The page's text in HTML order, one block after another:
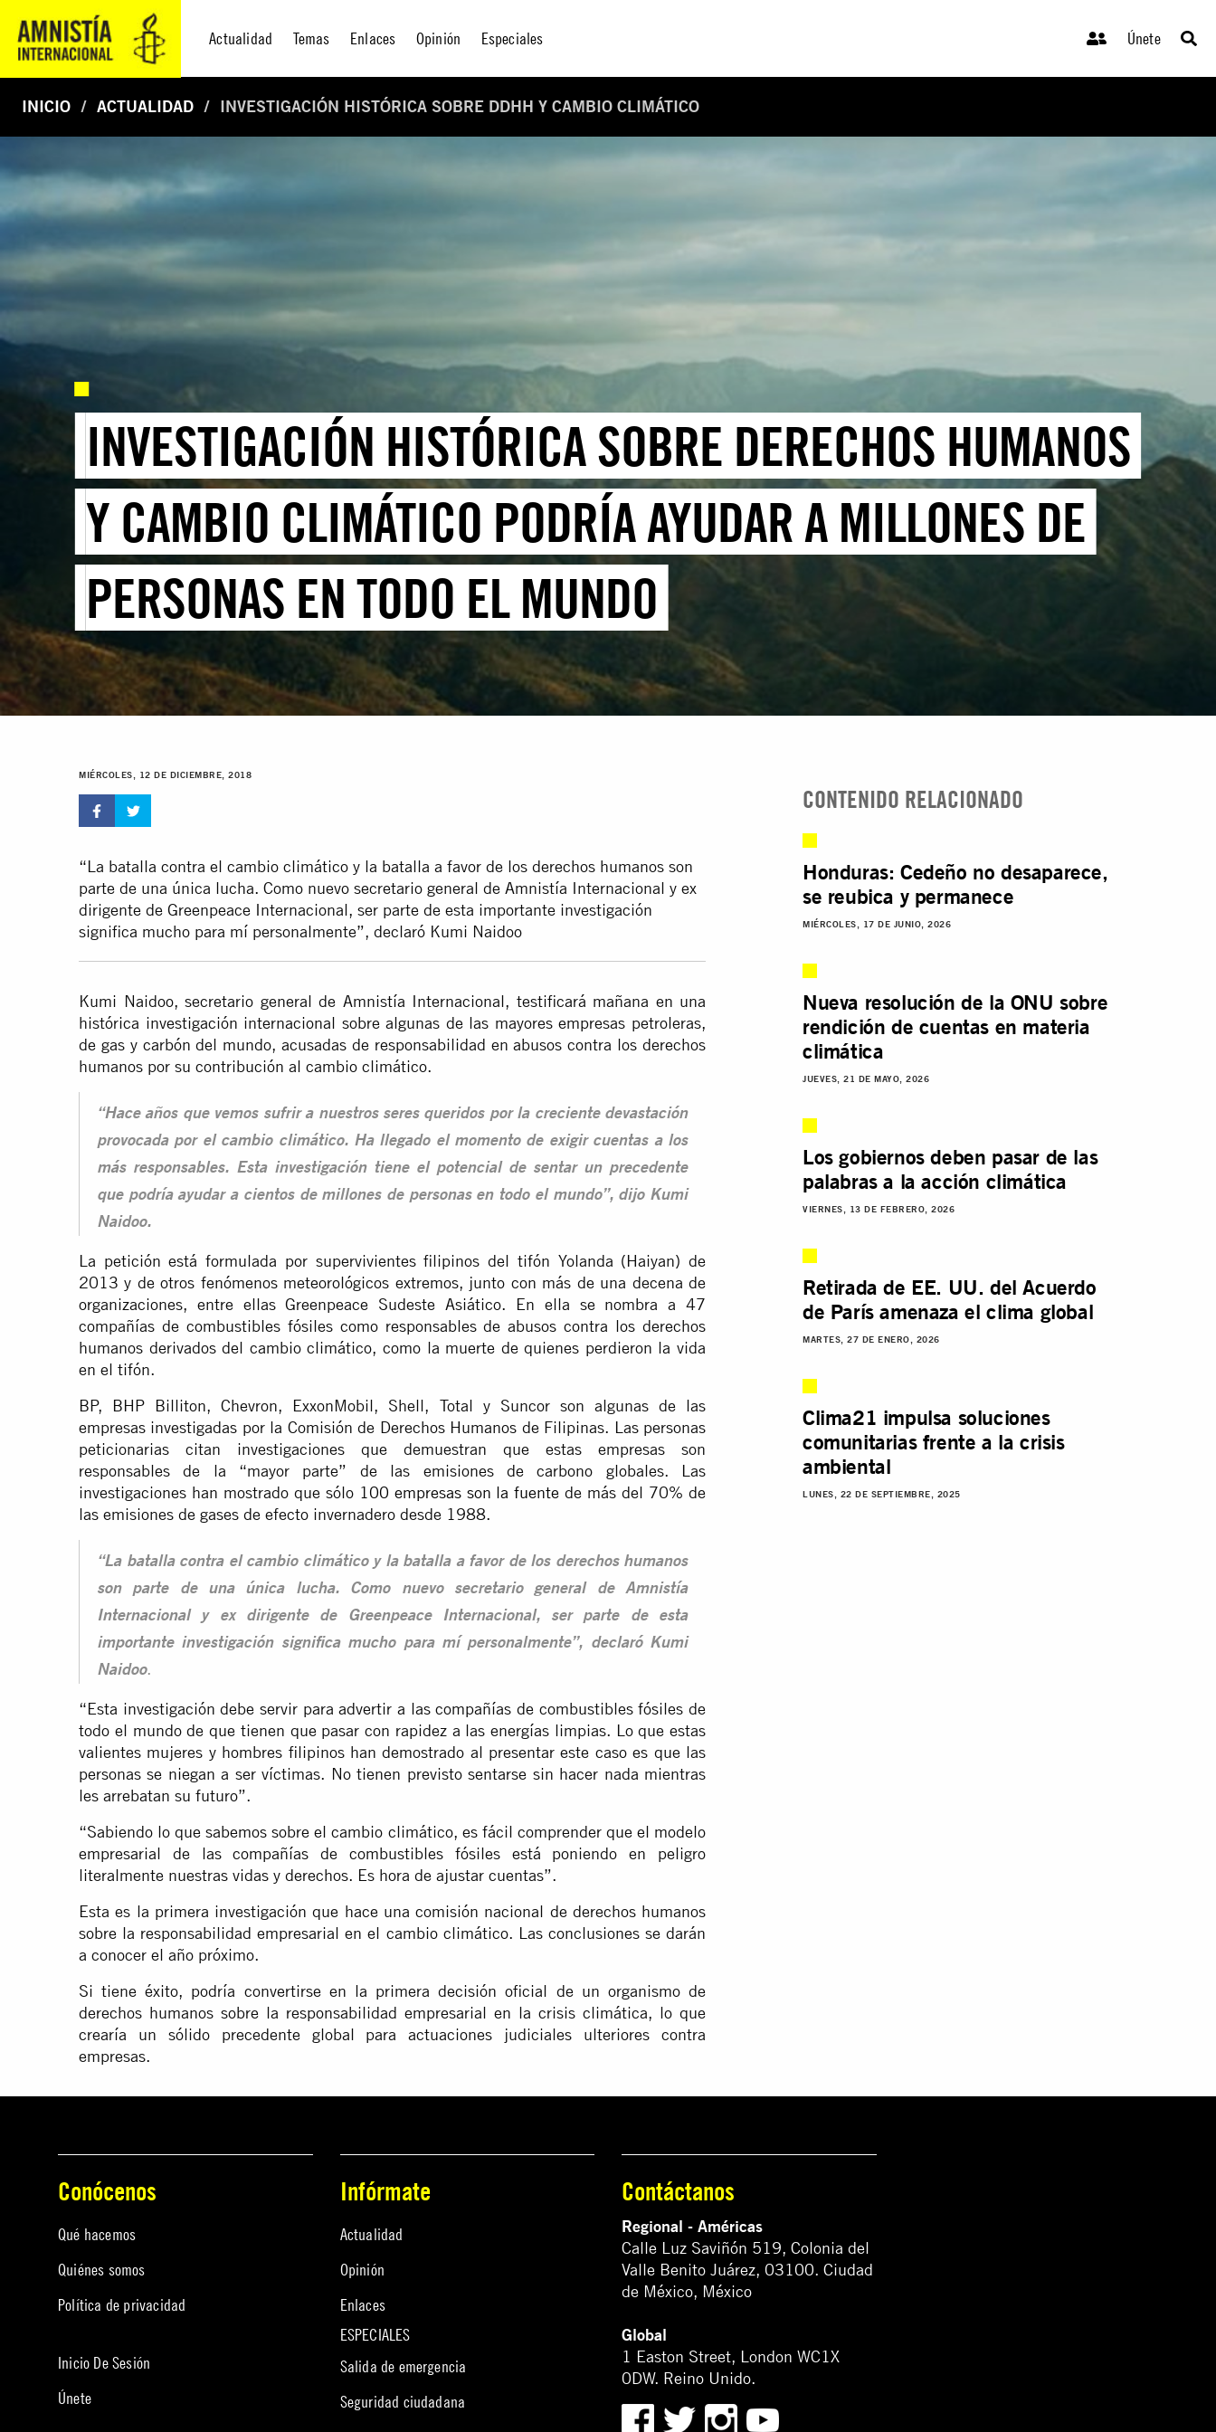
Actualidad Temas Enlaces Opinión Especiales Únete
INICIO ACTUALIDAD INVESTIGACIÓN HISTÓRICA SOBRE DDHH Y CAMBIO CLIMÁTICO
INVESTIGACIÓN HISTÓRICA SOBRE DERECHOS HUMANOS
Y CAMBIO CLIMÁTICO PODRÍA AYUDAR A MILLONES DE
PERSONAS EN TODO EL MUNDO
MIÉRCOLES, 12 DE DICIEMBRE, 2018
“La batalla contra el cambio climático y la batalla a favor de los derechos humanos son
parte de una única lucha. Como nuevo secretario general de Amnistía Internacional y ex
dirigente de Greenpeace Internacional, ser parte de esta importante investigación
significa mucho para mí personalmente”, declaró Kumi Naidoo
Kumi Naidoo, secretario general de Amnistía Internacional, testificará mañana en una
histórica investigación internacional sobre algunas de las mayores empresas petroleras,
de gas y carbón del mundo, acusadas de responsabilidad en abusos contra los derechos
humanos por su contribución al cambio climático.
“Hace años que vemos sufrir a nuestros seres queridos por la creciente devastación
provocada por el cambio climático. Ha llegado el momento de exigir cuentas a los
más responsables. Esta investigación tiene el potencial de sentar un precedente
que podría ayudar a cientos de millones de personas en todo el mundo”, dijo Kumi
Naidoo.
La petición está formulada por supervivientes filipinos del tifón Yolanda (Haiyan) de
2013 y de otros fenómenos meteorológicos extremos, junto con más de una decena de
organizaciones, entre ellas Greenpeace Sudeste Asiático. En ella se nombra a 47
compañías de combustibles fósiles como responsables de abusos contra los derechos
humanos derivados del cambio climático, como la muerte de quienes perdieron la vida
en el tifón.
BP, BHP Billiton, Chevron, ExxonMobil, Shell, Total y Suncor son algunas de las
empresas investigadas por la Comisión de Derechos Humanos de Filipinas. Las personas
peticionarias citan investigaciones que demuestran que estas empresas son
responsables de la “mayor parte” de las emisiones de carbono globales. Las
investigaciones han mostrado que sólo 100 empresas son la fuente de más del 70% de
las emisiones de gases de efecto invernadero desde 1988.
“La batalla contra el cambio climático y la batalla a favor de los derechos humanos
son parte de una única lucha. Como nuevo secretario general de Amnistía
Internacional y ex dirigente de Greenpeace Internacional, ser parte de esta
importante investigación significa mucho para mí personalmente”, declaró Kumi
Naidoo.
“Esta investigación debe servir para advertir a las compañías de combustibles fósiles de
todo el mundo de que tienen que pasar con rapidez a las energías limpias. Lo que estas
valientes mujeres y hombres filipinos han demostrado al presentar este caso es que las
personas se niegan a ser víctimas. No tienen previsto sentarse sin hacer nada mientras
les arrebatan su futuro”.
“Sabiendo lo que sabemos sobre el cambio climático, es fácil comprender que el modelo
empresarial de las compañías de combustibles fósiles está poniendo en peligro
literalmente nuestras vidas y derechos. Es hora de ajustar cuentas”.
Esta es la primera investigación que hace una comisión nacional de derechos humanos
sobre la responsabilidad empresarial en el cambio climático. Las conclusiones se darán
a conocer el año próximo.
Si tiene éxito, podría convertirse en la primera decisión oficial de un organismo de
derechos humanos sobre la responsabilidad empresarial en la crisis climática, lo que
crearía un sólido precedente global para actuaciones judiciales ulteriores contra
empresas.
CONTENIDO RELACIONADO
Honduras: Cedeño no desaparece,
se reubica y permanece
MIÉRCOLES, 17 DE JUNIO, 2026
Nueva resolución de la ONU sobre
rendición de cuentas en materia
climática
JUEVES, 21 DE MAYO, 2026
Los gobiernos deben pasar de las
palabras a la acción climática
VIERNES, 13 DE FEBRERO, 2026
Retirada de EE. UU. del Acuerdo
de París amenaza el clima global
MARTES, 27 DE ENERO, 2026
Clima21 impulsa soluciones
comunitarias frente a la crisis
ambiental
LUNES, 22 DE SEPTIEMBRE, 2025
Conócenos
Qué hacemos
Quiénes somos
Política de privacidad
Inicio De Sesión
Únete
Infórmate
Actualidad
Opinión
Enlaces
ESPECIALES
Salida de emergencia
Seguridad ciudadana
Contáctanos
Regional - Américas
Calle Luz Saviñón 519, Colonia del
Valle Benito Juárez, 03100. Ciudad
de México, México
Global
1 Easton Street, London WC1X
0DW. Reino Unido.